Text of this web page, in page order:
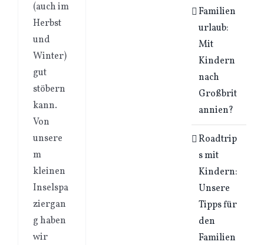
(auch im
Herbst
und
Winter)
gut
stöbern
kann.
Von
unsere
m
kleinen
Inselspa
ziergan
g haben
wir
Familien
urlaub:
Mit
Kindern
nach
Großbrit
annien?
Roadtrip
s mit
Kindern:
Unsere
Tipps für
den
Familien